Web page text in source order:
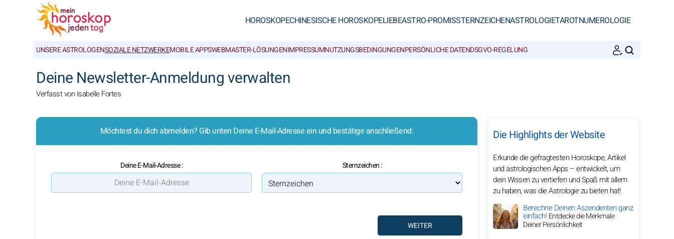
HOROSKOPECHINESISCHE HOROSKOPELIEBEASTRO-PROMISSTERNZEICHENASTROLOGIETAROTNUMEROLOGIE
UNSERE ASTROLOGENSOZIALE NETZWERKEMOBILE APPSWEBMASTER-LÖSUNGENIMPRESSUMNUTZUNGSBEDINGUNGENPERSÖNLICHE DATENDSGVO-REGELUNG
Deine Newsletter-Anmeldung verwalten
Verfasst von Isabelle Fortes
Möchtest du dich abmelden? Gib unten Deine E-Mail-Adresse ein und bestätige anschließend:
Deine E-Mail-Adresse : Sternzeichen :
Die Highlights der Website
Erkunde die gefragtesten Horoskope, Artikel
und astrologischen Apps – entwickelt, um
dein Wissen zu vertiefen und Spaß mit allem
zu haben, was die Astrologie zu bieten hat!
Berechne Deinen Aszendenten ganz
einfach!Entdecke die Merkmale
Deiner Persönlichkeit